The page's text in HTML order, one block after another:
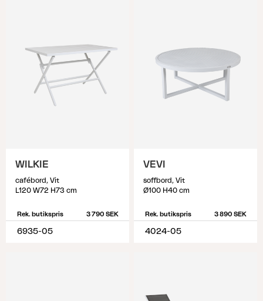
WILKIE
cafébord, Vit
L120 W72 H73 cm
Rek. butikspris 3 790 SEK
6935-05
VEVI
soffbord, Vit
Ø100 H40 cm
Rek. butikspris 3 890 SEK
4024-05